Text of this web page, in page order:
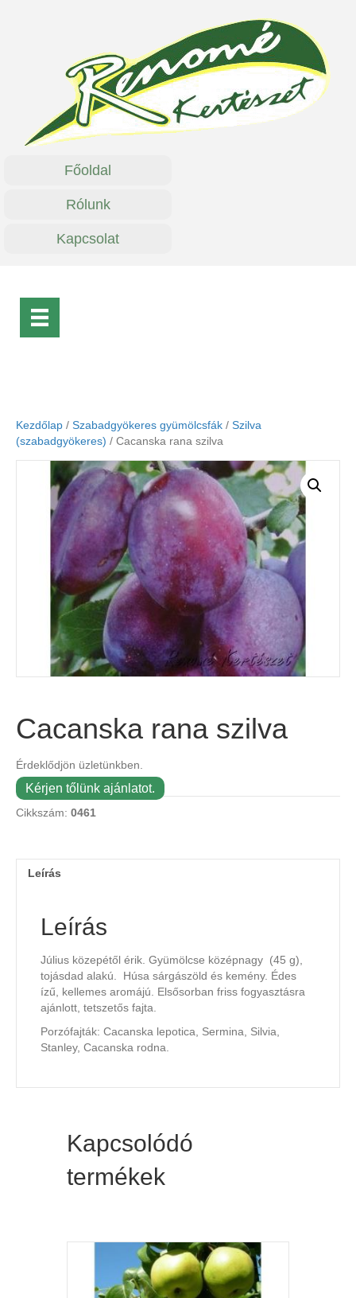
Főoldal
Rólunk
Kapcsolat
Kezdőlap / Szabadgyökeres gyümölcsfák / Szilva
(szabadgyökeres) / Cacanska rana szilva
Cacanska rana szilva
Érdeklődjön üzletünkben.
Kérjen tőlünk ajánlatot.
Cikkszám: 0461
Leírás
Leírás
Július közepétől érik. Gyümölcse középnagy (45 g),
tojásdad alakú. Húsa sárgászöld és kemény. Édes
ízű, kellemes aromájú. Elsősorban friss fogyasztásra
ajánlott, tetszetős fajta.
Porzófajták: Cacanska lepotica, Sermina, Silvia,
Stanley, Cacanska rodna.
Kapcsolódó
termékek